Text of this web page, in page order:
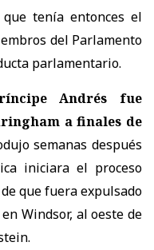
tenía entonces el
del Parlamento
parlamentario.
Andrés fue
a finales de
semanas después
iniciara el proceso
que fuera expulsado
Windsor, al oeste de